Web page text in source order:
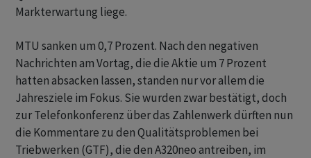
Markterwartung liege.
MTU sanken um 0,7 Prozent. Nach den negativen
Nachrichten am Vortag, die die Aktie um 7 Prozent
hatten absacken lassen, standen nur vor allem die
Jahresziele im Fokus. Sie wurden zwar bestätigt, doch
zur Telefonkonferenz über das Zahlenwerk dürften nun
die Kommentare zu den Qualitätsproblemen bei
Triebwerken (GTF), die den A320neo antreiben, im